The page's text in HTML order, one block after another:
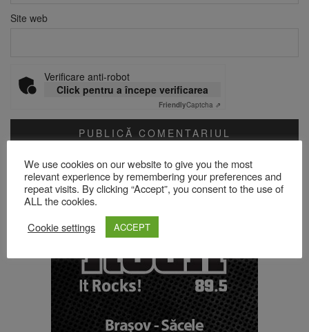
Site web
Verificare anti-robot
Click pentru a începe verificarea
FriendlyCaptcha ⇗
Acest site folosește Akismet pentru a reduce spamul.Află cum
sunt procesate datele comentariilor tale.
We use cookies on our website to give you the most
relevant experience by remembering your preferences and
repeat visits. By clicking “Accept”, you consent to the use of
ALL the cookies.
Cookie settings
ACCEPT